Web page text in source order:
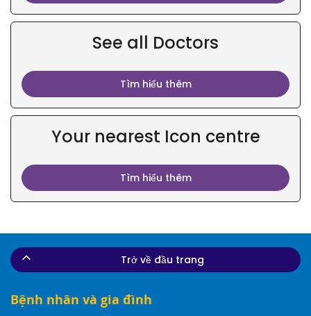
See all Doctors
Tìm hiểu thêm
Your nearest Icon centre
Tìm hiểu thêm
Bệnh nhân và gia đình
Trở về đầu trang